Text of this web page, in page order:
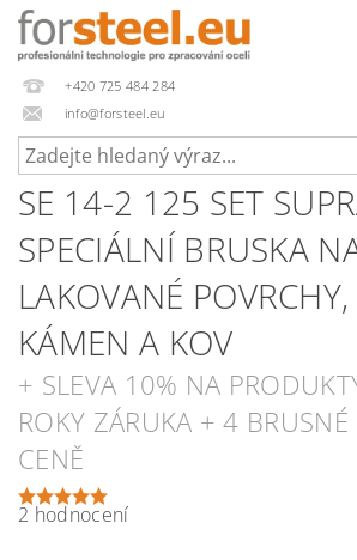
+420 725 484 284
info@forsteel.eu
SE 14-2 125 SET
SPECIÁLNÍ BRUSKA
LAKOVANÉ
KÁMEN A KOV
+ SLEVA 10% NA
ROKY ZÁRUKA + 4
CENĚ
2 hodnocení